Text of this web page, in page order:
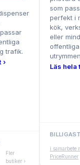
trafik.
›
Fler
butiker ›
som
perfekt i
kök,
eller
offentliga
Läs hela
i samarbete
PriceRunner